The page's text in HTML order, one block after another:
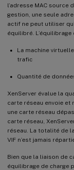
l’adresse MAC
gestion, une seule
actif ne peut utiliser
équilibré.
La machine
trafic
Quantité de
XenServer évalue la
carte réseau envoie et
une carte réseau
carte réseau,
réseau. La totalité de
VIF n’est jamais
Bien que la liaison de
équilibrage de charge